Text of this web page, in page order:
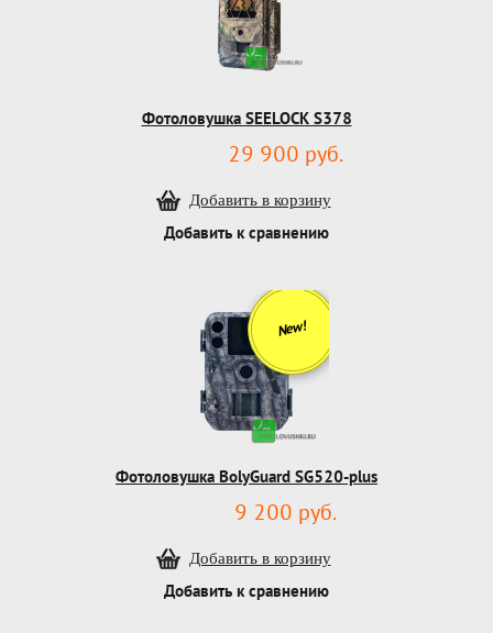
Фотоловушка SEELOCK S378
29 900 руб.
Добавить к сравнению
New!
Фотоловушка BolyGuard SG520-plus
9 200 руб.
Добавить к сравнению